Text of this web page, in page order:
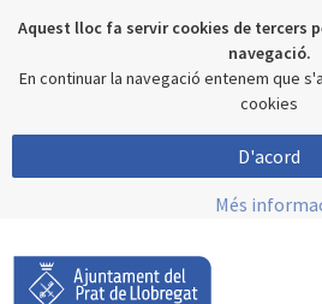
Aquest lloc fa servir cookies de tercers
navegació.
En continuar la navegació entenem que
cookies
D'acord
Més